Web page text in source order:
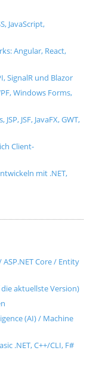
JavaScript,
Angular, React,
SignalR und Blazor
Windows Forms,
JSF, JavaFX, GWT,
Client-
mit .NET,
ASP.NET Core / Entity
aktuellste Version)
(AI) / Machine
.NET, C++/CLI, F#